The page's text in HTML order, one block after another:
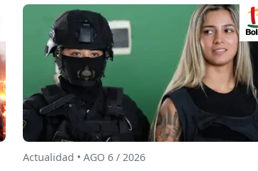
Actualidad • AGO 6 / 2026